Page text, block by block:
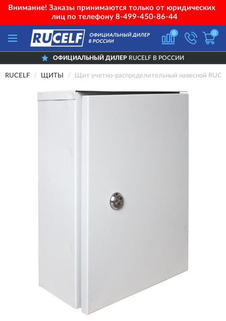
Внимание! Заказы принимаются только от юридических
лиц по телефону 8-499-450-86-44
0 0
ОФИЦИАЛЬНЫЙ ДИЛЕРRUCELF В РОССИИ
RUCELF ЩИТЫ Щит учетно-распределительный навесной